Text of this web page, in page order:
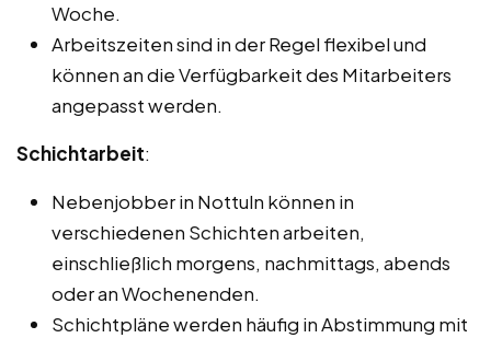
Woche.
Arbeitszeiten sind in der Regel flexibel und
können an die Verfügbarkeit des Mitarbeiters
angepasst werden.
Schichtarbeit:
Nebenjobber in Nottuln können in
verschiedenen Schichten arbeiten,
einschließlich morgens, nachmittags, abends
oder an Wochenenden.
Schichtpläne werden häufig in Abstimmung mit